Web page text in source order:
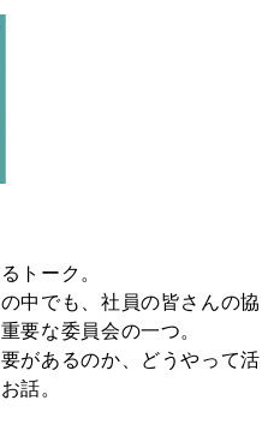
トーク。
中でも、社員の皆さんの協
要な委員会の一つ。
があるのか、どうやって活
話。